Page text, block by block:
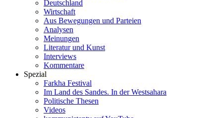
Deutschland
Wirtschaft
Aus Bewegungen und Parteien
Analysen
Meinungen
Literatur und Kunst
Interviews
Kommentare
Spezial
Farkha Festival
Im Land des Sandes. In der Westsahara
Politische Thesen
Videos